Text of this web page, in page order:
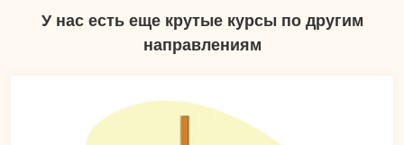
У нас есть еще крутые курсы по другим
направлениям